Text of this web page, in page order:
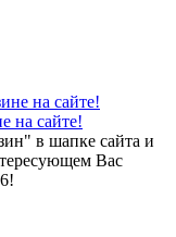
на сайте!
в шапке сайта и
Вас